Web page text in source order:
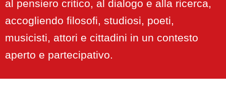
al pensiero critico, al dialogo e alla ricerca,
accogliendo filosofi, studiosi, poeti,
musicisti, attori e cittadini in un contesto
aperto e partecipativo.